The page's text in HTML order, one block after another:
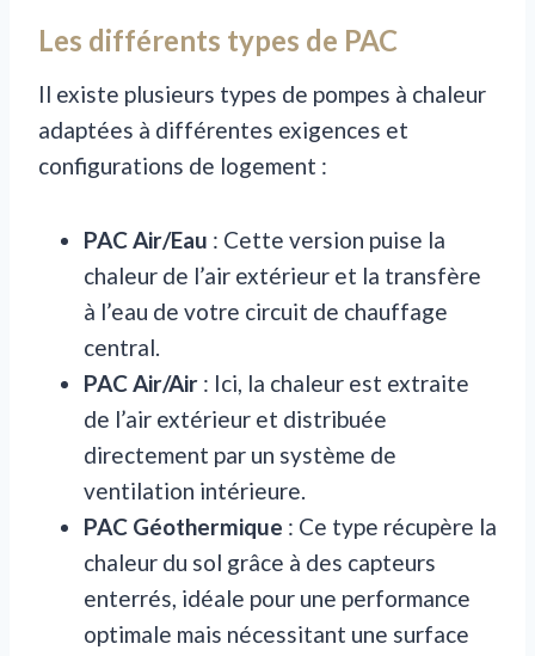
Les différents types de PAC
Il existe plusieurs types de pompes à chaleur
adaptées à différentes exigences et
configurations de logement :
PAC Air/Eau : Cette version puise la
chaleur de l’air extérieur et la transfère
à l’eau de votre circuit de chauffage
central.
PAC Air/Air : Ici, la chaleur est extraite
de l’air extérieur et distribuée
directement par un système de
ventilation intérieure.
PAC Géothermique : Ce type récupère la
chaleur du sol grâce à des capteurs
enterrés, idéale pour une performance
optimale mais nécessitant une surface